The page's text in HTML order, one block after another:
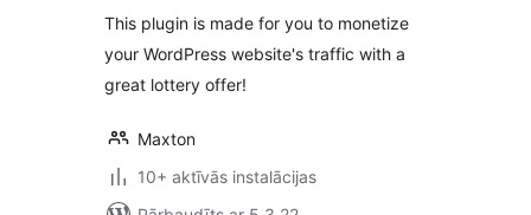
This plugin is made for you to monetize
your WordPress website's traffic with a
great lottery offer!
Maxton
10+ aktīvās instalācijas